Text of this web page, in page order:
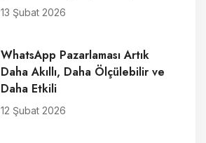
13 Şubat 2026
WhatsApp Pazarlaması Artık
Daha Akıllı, Daha Ölçülebilir ve
Daha Etkili
12 Şubat 2026